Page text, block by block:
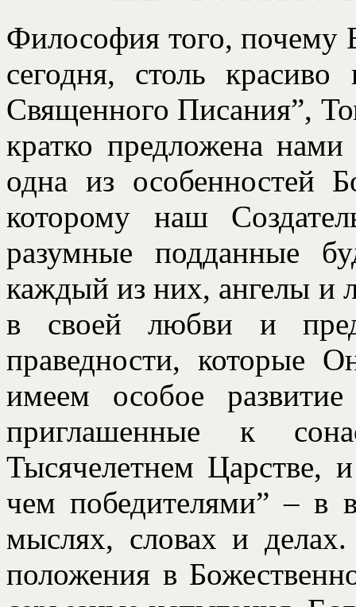
Философия того, почему
сегодня, столь красиво
Священного Писания”,
кратко предложена
одна из особенностей
которому наш
разумные подданные
каждый из них, ангелы и
в своей любви и
праведности, которые
имеем особое
приглашенные к
Тысячелетнем Царстве,
чем победителями” – в
мыслях, словах и
положения в